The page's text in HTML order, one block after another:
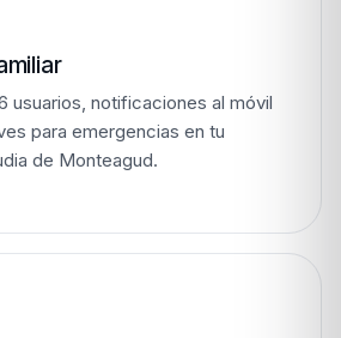
usuarios, notificaciones al móvil
para emergencias en tu
de Monteagud.